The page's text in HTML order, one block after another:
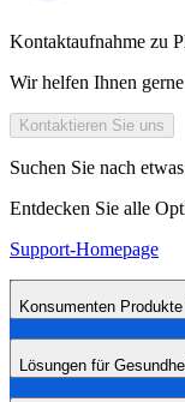
Kontaktaufnahme zu
Wir helfen Ihnen
Kontaktieren Sie uns
Suchen Sie nach
Entdecken Sie alle
Support-Homepage
Konsumenten Produkte
Lösungen für